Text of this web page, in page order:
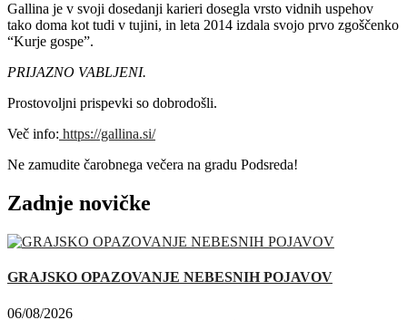
Gallina je v svoji dosedanji karieri dosegla vrsto vidnih uspehov
tako doma kot tudi v tujini, in leta 2014 izdala svojo prvo zgoščenko
“Kurje gospe”.
PRIJAZNO VABLJENI.
Prostovoljni prispevki so dobrodošli.
Več info: https://gallina.si/
Ne zamudite čarobnega večera na gradu Podsreda!
Zadnje novičke
GRAJSKO OPAZOVANJE NEBESNIH POJAVOV
06/08/2026